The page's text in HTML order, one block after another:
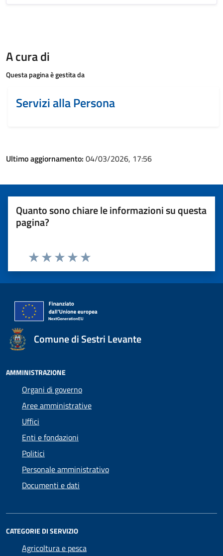
A cura di
Questa pagina è gestita da
Servizi alla Persona
Ultimo aggiornamento: 04/03/2026, 17:56
Quanto sono chiare le informazioni su questa
pagina?
Valuta 5 stelle su 5
Valuta 4 stelle su 5
Valuta 3 stelle su 5
Valuta 2 stelle su 5
Valuta 1 stelle su 5
Comune di Sestri Levante
AMMINISTRAZIONE
Organi di governo
Aree amministrative
Uffici
Enti e fondazioni
Politici
Personale amministrativo
Documenti e dati
CATEGORIE DI SERVIZIO
Agricoltura e pesca